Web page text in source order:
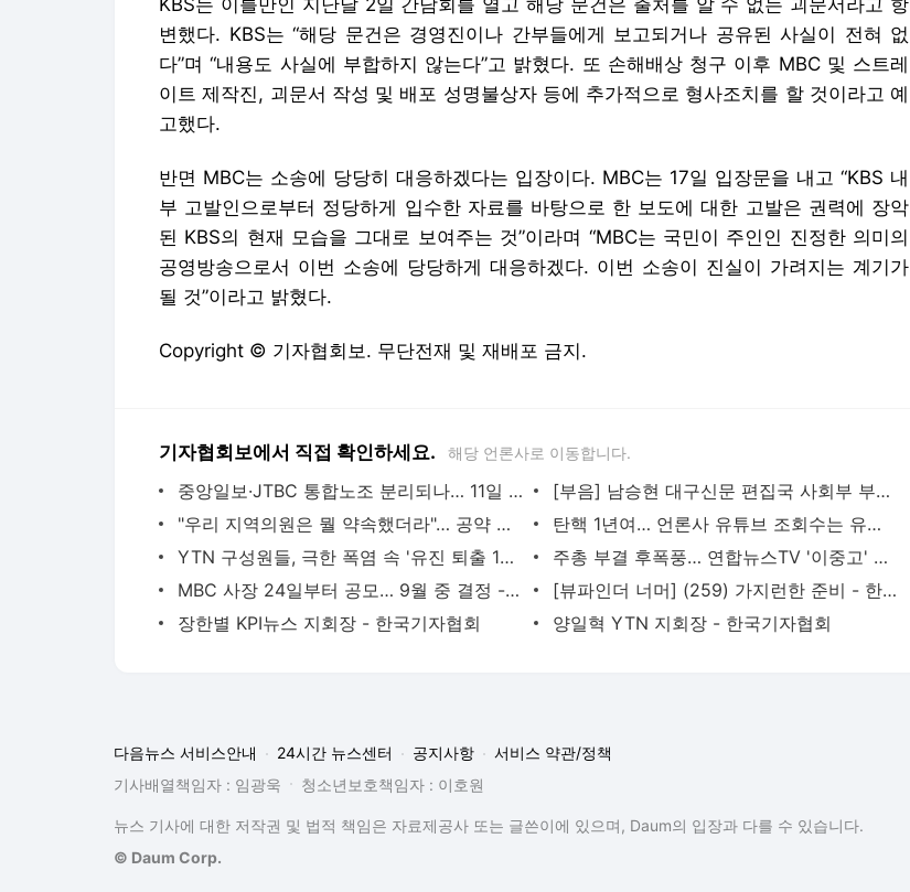
KBS는 이틀만인 지난달 2일 간담회를 열고 해당 문건은 출처를 알 수 없는 괴문서라고 항
변했다. KBS는 “해당 문건은 경영진이나 간부들에게 보고되거나 공유된 사실이 전혀 없
다”며 “내용도 사실에 부합하지 않는다”고 밝혔다. 또 손해배상 청구 이후 MBC 및 스트레
이트 제작진, 괴문서 작성 및 배포 성명불상자 등에 추가적으로 형사조치를 할 것이라고 예
고했다.
반면 MBC는 소송에 당당히 대응하겠다는 입장이다. MBC는 17일 입장문을 내고 “KBS 내
부 고발인으로부터 정당하게 입수한 자료를 바탕으로 한 보도에 대한 고발은 권력에 장악
된 KBS의 현재 모습을 그대로 보여주는 것”이라며 “MBC는 국민이 주인인 진정한 의미의
공영방송으로서 이번 소송에 당당하게 대응하겠다. 이번 소송이 진실이 가려지는 계기가
될 것”이라고 밝혔다.
Copyright © 기자협회보. 무단전재 및 재배포 금지.
기자협회보에서 직접 확인하세요. 해당 언론사로 이동합니다.
중앙일보·JTBC 통합노조 분리되나… 11일 총회서 결정 - 한국기자협회
[부음] 남승현 대구신문 편집국 사회부 부국장 모친상 - 한국기자협회
"우리 지역의원은 뭘 약속했더라"… 공약 추적단 다시 뭉쳤다 - 한국기자협회
탄핵 1년여… 언론사 유튜브 조회수는 유지, 구독 성장세 꺾여 - 한국기자협회
YTN 구성원들, 극한 폭염 속 '유진 퇴출 108배' - 한국기자협회
주총 부결 후폭풍… 연합뉴스TV '이중고' 직면 - 한국기자협회
MBC 사장 24일부터 공모… 9월 중 결정 - 한국기자협회
[뷰파인더 너머] (259) 가지런한 준비 - 한국기자협회
장한별 KPI뉴스 지회장 - 한국기자협회
양일혁 YTN 지회장 - 한국기자협회
다음뉴스 서비스안내 24시간 뉴스센터 공지사항
서비스 약관/정책
기사배열책임자 : 임광욱
청소년보호책임자 : 이호원
뉴스 기사에 대한 저작권 및 법적 책임은 자료제공사 또는 글쓴이에 있으며, Daum의 입장과 다를 수 있습니다.
© Daum Corp.